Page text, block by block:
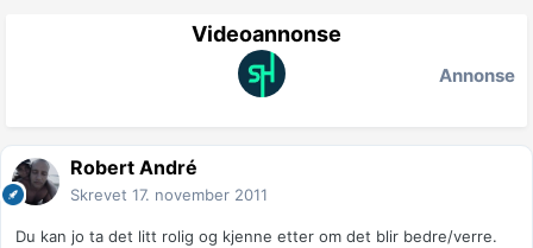
Videoannonse
Annonse
Robert André
Skrevet 17. november 2011
Du kan jo ta det litt rolig og kjenne etter om det blir bedre/verre.